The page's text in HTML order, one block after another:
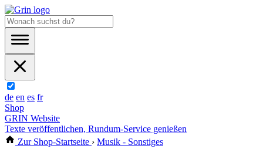
de en es fr
Shop
GRIN Website
Texte veröffentlichen, Rundum-Service genießen
Zur Shop-Startseite › Musik - Sonstiges